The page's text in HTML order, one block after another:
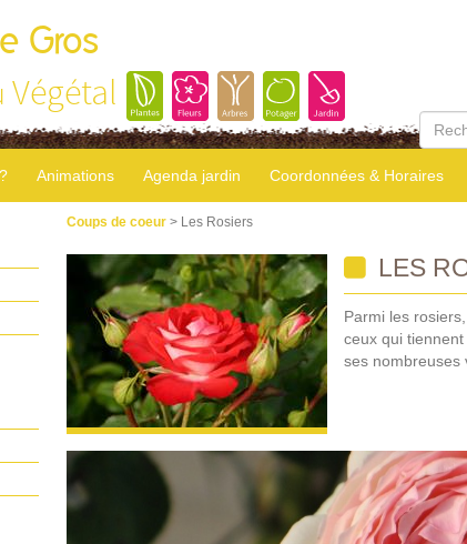
Gros
Végétal
Animations Agenda jardin Coordonnées & Horaires
Coups de coeur > Les Rosiers
LES
Parmi les
ceux qui
ses nombreuses